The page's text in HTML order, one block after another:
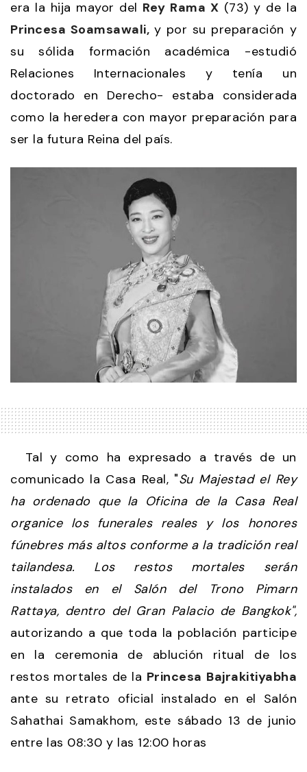
era la hija mayor del Rey Rama X (73) y de la
Princesa Soamsawali, y por su preparación y
su sólida formación académica -estudió
Relaciones Internacionales y tenía un
doctorado en Derecho- estaba considerada
como la heredera con mayor preparación para
ser la futura Reina del país.
Tal y como ha expresado a través de un
comunicado la Casa Real, "Su Majestad el Rey
ha ordenado que la Oficina de la Casa Real
organice los funerales reales y los honores
fúnebres más altos conforme a la tradición real
tailandesa. Los restos mortales serán
instalados en el Salón del Trono Pimarn
Rattaya, dentro del Gran Palacio de Bangkok",
autorizando a que toda la población participe
en la ceremonia de ablución ritual de los
restos mortales de la Princesa Bajrakitiyabha
ante su retrato oficial instalado en el Salón
Sahathai Samakhom, este sábado 13 de junio
entre las 08:30 y las 12:00 horas